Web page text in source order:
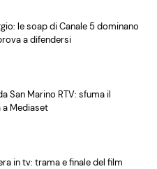
le soap di Canale 5 dominano
a difendersi
San Marino RTV: sfuma il
Mediaset
in tv: trama e finale del film